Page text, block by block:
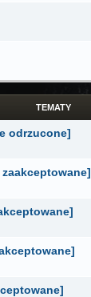
TEMATY
odrzucone]